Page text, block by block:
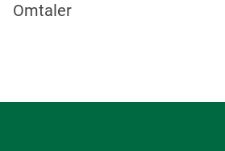
Omtaler